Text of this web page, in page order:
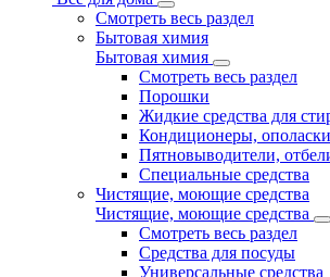
Смотреть весь раздел
Бытовая химия
Бытовая химия
Смотреть весь раздел
Порошки
Жидкие средства для
Кондиционеры,
Пятновыводители,
Специальные средства
Чистящие, моющие средства
Чистящие, моющие средства
Смотреть весь раздел
Средства для посуды
Универсальные средства